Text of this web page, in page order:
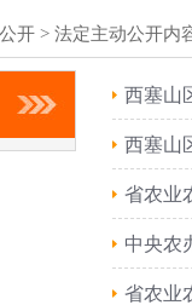
开> 法定主动公开内
西塞山
西塞山
省农业
中央农
省农业